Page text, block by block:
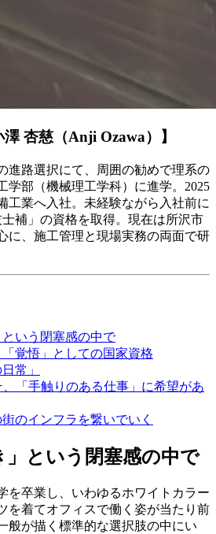
澤 杏慈（Anji Ozawa）】
進路選択にて、周囲の勧めで理系の
学部（機械理工学科）に進学。2025
工業へ入社。未経験ながら入社前に
士補」の資格を取得。現在は所沢市
に、施工管理と現場実務の両面で研
という閉塞感の中で
覚悟」としての国家資格
常」
「手触りのある仕事」に希望があ
のインフラを繋いでいく
」という閉塞感の中で
を卒業し、いわゆるホワイトカラー
を着てオフィスで働く姿が当たり前
般が描く標準的な選択肢の中にい